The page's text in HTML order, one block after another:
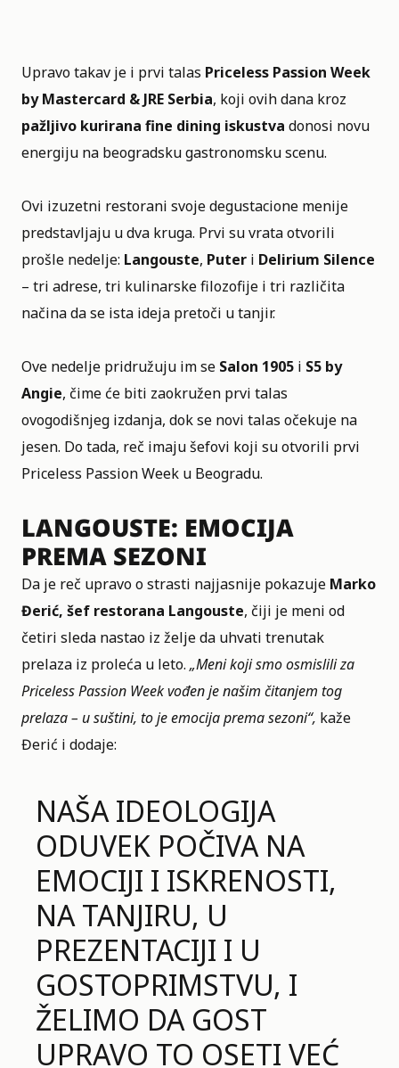
Upravo takav je i prvi talas Priceless Passion Week
by Mastercard & JRE Serbia, koji ovih dana kroz
pažljivo kurirana fine dining iskustva donosi novu
energiju na beogradsku gastronomsku scenu.
Ovi izuzetni restorani svoje degustacione menije
predstavljaju u dva kruga. Prvi su vrata otvorili
prošle nedelje: Langouste, Puter i Delirium Silence
– tri adrese, tri kulinarske filozofije i tri različita
načina da se ista ideja pretoči u tanjir.
Ove nedelje pridružuju im se Salon 1905 i S5 by
Angie, čime će biti zaokružen prvi talas
ovogodišnjeg izdanja, dok se novi talas očekuje na
jesen. Do tada, reč imaju šefovi koji su otvorili prvi
Priceless Passion Week u Beogradu.
LANGOUSTE: EMOCIJA
PREMA SEZONI
Da je reč upravo o strasti najjasnije pokazuje Marko
Đerić, šef restorana Langouste, čiji je meni od
četiri sleda nastao iz želje da uhvati trenutak
prelaza iz proleća u leto. „Meni koji smo osmislili za
Priceless Passion Week vođen je našim čitanjem tog
prelaza – u suštini, to je emocija prema sezoni“, kaže
Đerić i dodaje:
NAŠA IDEOLOGIJA
ODUVEK POČIVA NA
EMOCIJI I ISKRENOSTI,
NA TANJIRU, U
PREZENTACIJI I U
GOSTOPRIMSTVU, I
ŽELIMO DA GOST
UPRAVO TO OSETI VEĆ